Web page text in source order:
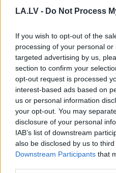
LA.LV - Do Not Process
If you wish to opt-out of the
processing of your personal
targeted advertising by us,
section to confirm your
opt-out request is processed
interest-based ads based on
us or personal information
your opt-out. You may
disclosure of your personal
IAB’s list of downstream
also be disclosed by us to
Downstream Participants that
Cilvēkus
tests: tas
smadzenes,
tavu erudīciju
“Man pat neomulīgi